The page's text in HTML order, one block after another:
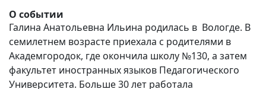
О событии
Галина Анатольевна Ильина родилась в Вологде. В
семилетнем возрасте приехала с родителями в
Академгородок, где окончила школу №130, а затем
факультет иностранных языков Педагогического
Университета. Больше 30 лет работала